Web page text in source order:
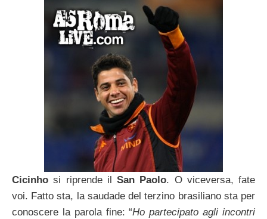
Cicinho si riprende il San Paolo. O viceversa, fate
voi. Fatto sta, la saudade del terzino brasiliano sta per
conoscere la parola fine: “Ho partecipato agli incontri